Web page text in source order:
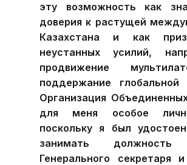
эту возможность как
доверия к растущей
Казахстана и как
неустанных усилий,
продвижение
поддержание глобальной
Организация
для меня особое
поскольку я был
занимать должность
Генерального секретаря